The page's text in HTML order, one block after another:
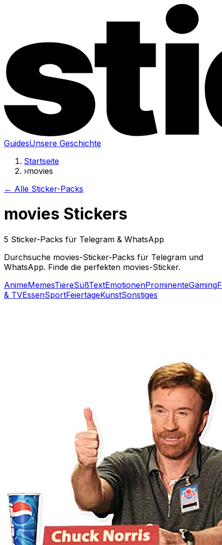
GuidesUnsere Geschichte
Startseite
›movies
← Alle Sticker-Packs
movies Stickers
5 Sticker-Packs für Telegram & WhatsApp
Durchsuche movies-Sticker-Packs für Telegram und
WhatsApp. Finde die perfekten movies-Sticker.
AnimeMemesTiereSüßTextEmotionenProminenteGaming
& TVEssenSportFeiertageKunstSonstiges